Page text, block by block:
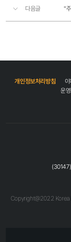
다음글 "
개인정보처리방침
운
Copyright@2022 Korea